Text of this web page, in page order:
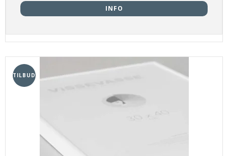
INFO
TILBUD